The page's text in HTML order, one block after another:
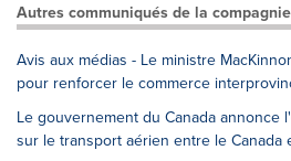
Autres communiqués de la compagnie
Avis aux médias - Le ministre
pour renforcer le commerce
Le gouvernement du Canada annonce
sur le transport aérien entre le Canada